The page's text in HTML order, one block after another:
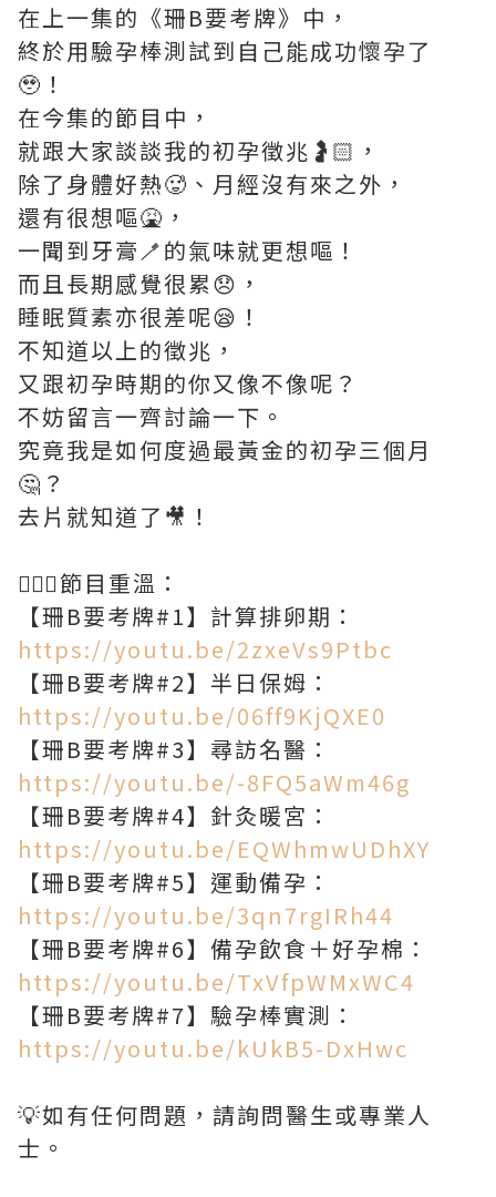
在上一集的《珊B要考牌》中，
終於用驗孕棒測試到自己能成功懷孕了
🥹！
在今集的節目中，
就跟大家談談我的初孕徵兆🤰🏻，
除了身體好熱🥵、月經沒有來之外，
還有很想嘔🤮，
一聞到牙膏🪥的氣味就更想嘔！
而且長期感覺很累😞，
睡眠質素亦很差呢😪！
不知道以上的徵兆，
又跟初孕時期的你又像不像呢？
不妨留言一齊討論一下。
究竟我是如何度過最黃金的初孕三個月
🤔？
去片就知道了🎥！
💁🏻‍♀️節目重溫：
【珊B要考牌#1】計算排卵期：
https://youtu.be/2zxeVs9Ptbc
【珊B要考牌#2】半日保姆：
https://youtu.be/06ff9KjQXE0
【珊B要考牌#3】尋訪名醫：
https://youtu.be/-8FQ5aWm46g
【珊B要考牌#4】針灸暖宮：
https://youtu.be/EQWhmwUDhXY
【珊B要考牌#5】運動備孕：
https://youtu.be/3qn7rgIRh44
【珊B要考牌#6】備孕飲食＋好孕棉：
https://youtu.be/TxVfpWMxWC4
【珊B要考牌#7】驗孕棒實測：
https://youtu.be/kUkB5-DxHwc
💡如有任何問題，請詢問醫生或專業人
士。